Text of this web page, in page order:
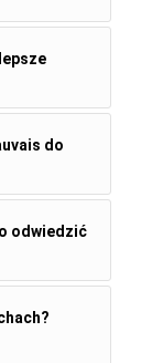
do
odwiedzić